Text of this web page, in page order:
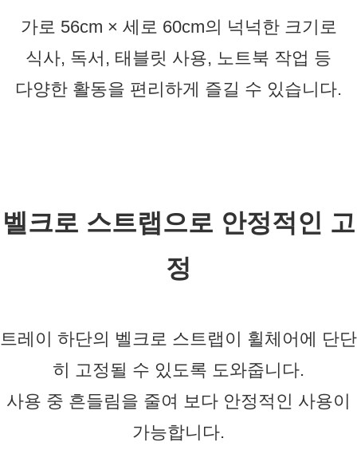
가로 56cm × 세로 60cm의 넉넉한 크기로
식사, 독서, 태블릿 사용, 노트북 작업 등
다양한 활동을 편리하게 즐길 수 있습니다.
벨크로 스트랩으로 안정적인 고
정
트레이 하단의 벨크로 스트랩이 휠체어에 단단
히 고정될 수 있도록 도와줍니다.
사용 중 흔들림을 줄여 보다 안정적인 사용이
가능합니다.